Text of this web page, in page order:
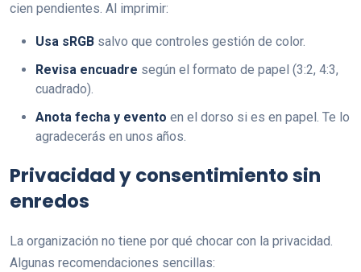
cien pendientes. Al imprimir:
Usa sRGB salvo que controles gestión de color.
Revisa encuadre según el formato de papel (3:2, 4:3,
cuadrado).
Anota fecha y evento en el dorso si es en papel. Te lo
agradecerás en unos años.
Privacidad y consentimiento sin
enredos
La organización no tiene por qué chocar con la privacidad.
Algunas recomendaciones sencillas: